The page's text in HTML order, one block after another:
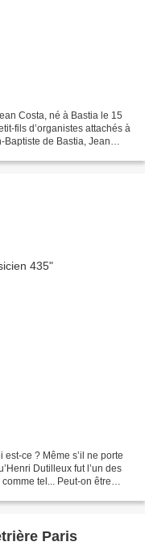
Costa, né à Bastia le 15
fils d’organistes attachés à
Baptiste de Bastia, Jean
ce ? Même s’il ne porte
Dutilleux fut l’un des
tel... Peut-on être
Paris